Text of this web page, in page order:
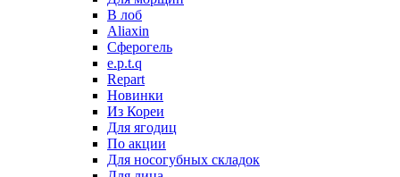
В лоб
Aliaxin
Сферогель
e.p.t.q
Repart
Новинки
Из Кореи
Для ягодиц
По акции
Для носогубных складок